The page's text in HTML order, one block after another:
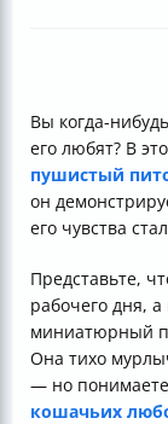
Вы когда-
его любят? В
пушистый
он
его чувства
Представьте,
рабочего дня,
миниатюрный
Она тихо
— но понимаете
кошачьих